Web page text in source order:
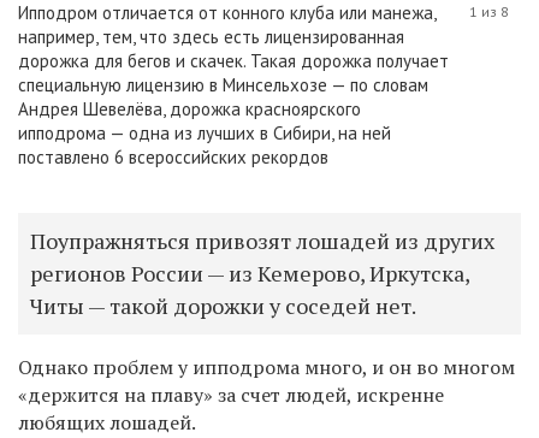
Ипподром отличается от конного клуба или манежа,
например, тем, что здесь есть лицензированная
дорожка для бегов и скачек. Такая дорожка получает
специальную лицензию в Минсельхозе — по словам
Андрея Шевелёва, дорожка красноярского
ипподрома — одна из лучших в Сибири, на ней
поставлено 6 всероссийских рекордов
1 из 8
Поупражняться привозят лошадей из других
регионов России — из Кемерово, Иркутска,
Читы — такой дорожки у соседей нет.
Однако проблем у ипподрома много, и он во многом
«держится на плаву» за счет людей, искренне
любящих лошадей.